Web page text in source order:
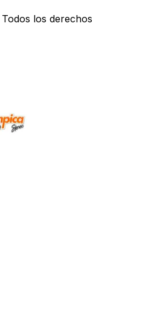
Todos los derechos